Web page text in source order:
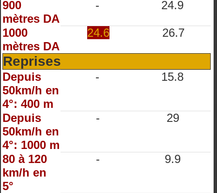
900
mètres DA
- 24.9
1000
mètres DA
24.6 26.7
Reprises
Depuis
50km/h en
4°: 400 m
- 15.8
Depuis
50km/h en
4°: 1000 m
- 29
80 à 120
km/h en
5°
- 9.9